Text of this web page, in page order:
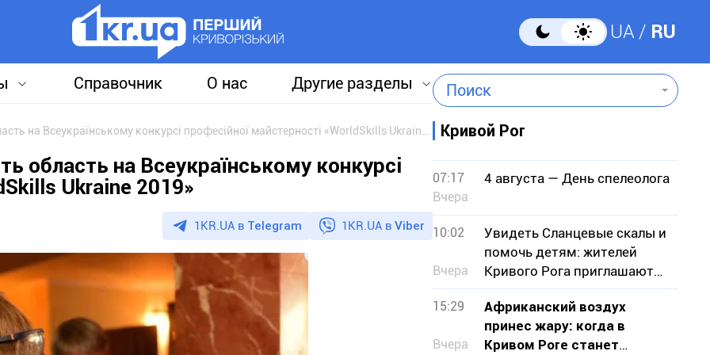
UA RU
Справочник О нас Другие разделы Поиск
область на Всеукраїнському конкурсі
Ukraine 2019»
1KR.UA в Telegram 1KR.UA в Viber
Кривой Рог
07:17
Вчера
4 августа — День спелеолога
10:02
Вчера
Увидеть Сланцевые скалы и
помочь детям: жителей
Кривого Рога приглашают
на экскурсию
15:29
Вчера
Африканский воздух
принес жару: когда в
Кривом Роге станет